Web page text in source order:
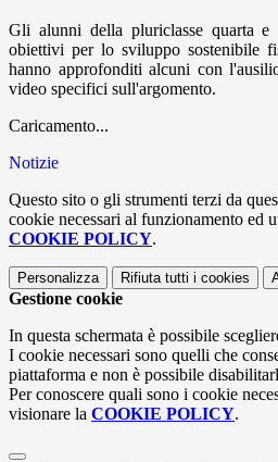
Gli alunni della pluriclasse quarta
obiettivi per lo sviluppo sostenibile
hanno approfonditi alcuni con
video specifici sull'argomento.
Caricamento...
Notizie
Questo sito o gli strumenti terzi da
cookie necessari al funzionamento ed
COOKIE POLICY.
Personalizza Rifiuta tutti i cookies
Gestione cookie
In questa schermata è possibile
I cookie necessari sono quelli che
piattaforma e non è possibile
Per conoscere quali sono i cookie
visionare la COOKIE POLICY.